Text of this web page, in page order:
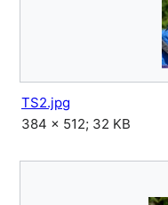
TS2.jpg
384 × 512; 32 KB